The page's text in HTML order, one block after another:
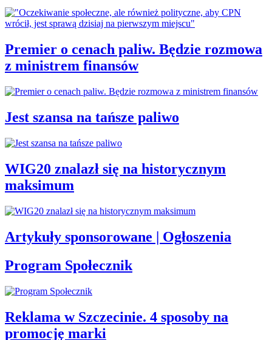
Premier o cenach paliw. Będzie rozmowa
z ministrem finansów
Jest szansa na tańsze paliwo
WIG20 znalazł się na historycznym
maksimum
Artykuły sponsorowane | Ogłoszenia
Program Społecznik
Reklama w Szczecinie. 4 sposoby na
promocję marki